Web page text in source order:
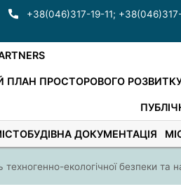
+38(046)317-19-11;
ПЛАН ПРОСТОРОВОГО
ДОКУМЕНТАЦІЯ
техногенно-екологічної безпеки та